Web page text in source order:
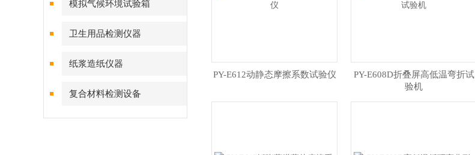
模拟气候环境试验箱
卫生用品检测仪器
纸浆造纸仪器
复合材料检测设备
PY-E612动静态摩擦系数试验仪
​PY-E608D折叠屏高低温弯折试
验机